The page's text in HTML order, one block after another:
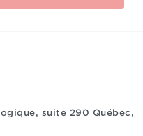
suite 290 Québec,